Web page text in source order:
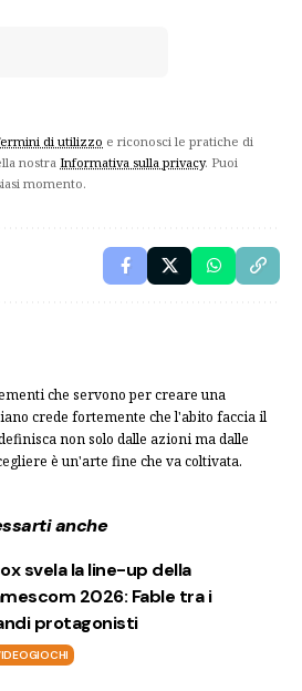
di utilizzo e riconosci le pratiche di
nostra Informativa sulla privacy. Puoi
momento.
che servono per creare una
crede fortemente che l'abito faccia il
non solo dalle azioni ma dalle
è un'arte fine che va coltivata.
anche
svela la line-up della
2026: Fable tra i
protagonisti